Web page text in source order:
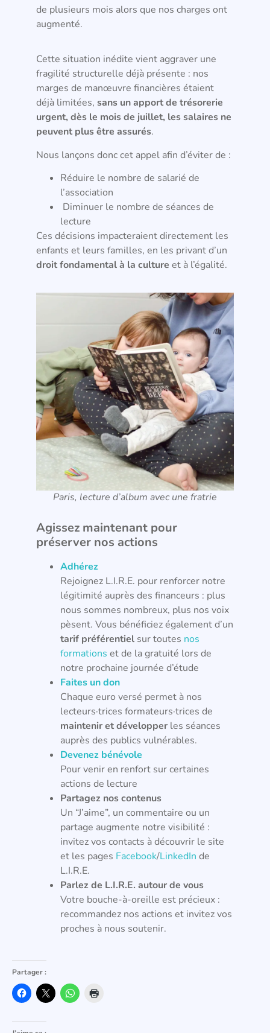
de plusieurs mois alors que nos charges ont
augmenté.
Cette situation inédite vient aggraver une
fragilité structurelle déjà présente : nos
marges de manœuvre financières étaient
déjà limitées, sans un apport de trésorerie
urgent, dès le mois de juillet, les salaires ne
peuvent plus être assurés.
Nous lançons donc cet appel afin d’éviter de :
Réduire le nombre de salarié de
l’association
Diminuer le nombre de séances de
lecture
Ces décisions impacteraient directement les
enfants et leurs familles, en les privant d’un
droit fondamental à la culture et à l’égalité.
Paris, lecture d’album avec une fratrie
Agissez maintenant pour
préserver nos actions
Adhérez
Rejoignez L.I.R.E. pour renforcer notre
légitimité auprès des financeurs : plus
nous sommes nombreux, plus nos voix
pèsent. Vous bénéficiez également d’un
tarif préférentiel sur toutes nos
formations et de la gratuité lors de
notre prochaine journée d’étude
Faites un don
Chaque euro versé permet à nos
lecteurs·trices formateurs·trices de
maintenir et développer les séances
auprès des publics vulnérables.
Devenez bénévole
Pour venir en renfort sur certaines
actions de lecture
Partagez nos contenus
Un “J’aime”, un commentaire ou un
partage augmente notre visibilité :
invitez vos contacts à découvrir le site
et les pages Facebook/LinkedIn de
L.I.R.E.
Parlez de L.I.R.E. autour de vous
Votre bouche-à-oreille est précieux :
recommandez nos actions et invitez vos
proches à nous soutenir.
Partager :